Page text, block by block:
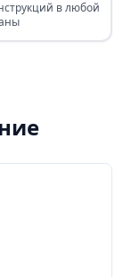
в любой